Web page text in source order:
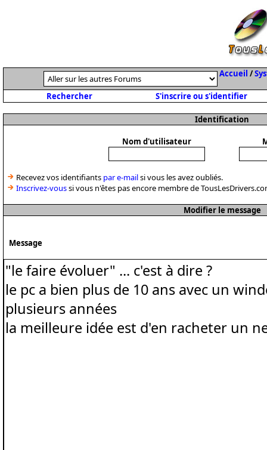
Accueil /
Rechercher S'inscrire ou s'identifier
Identification
Nom d'utilisateur
Recevez vos identifiants par e-mailsi vous les avez oubliés.
Inscrivez-voussi vous n'êtes pas encore membre de
Modifier le message
Message